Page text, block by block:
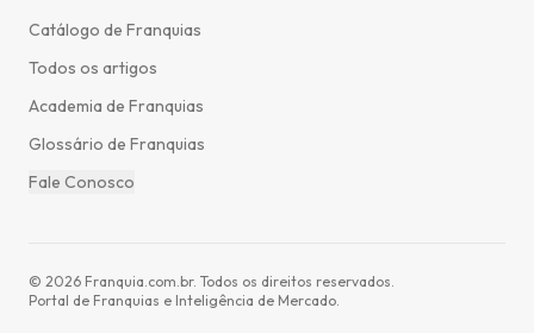
Catálogo de Franquias
Todos os artigos
Academia de Franquias
Glossário de Franquias
Fale Conosco
© 2026 Franquia.com.br. Todos os direitos reservados.
Portal de Franquias e Inteligência de Mercado.